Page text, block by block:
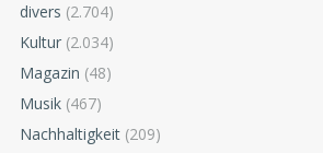
divers (2.704)
Kultur (2.034)
Magazin (48)
Musik (467)
Nachhaltigkeit (209)